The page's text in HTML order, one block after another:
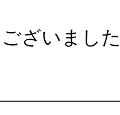
ざいまし